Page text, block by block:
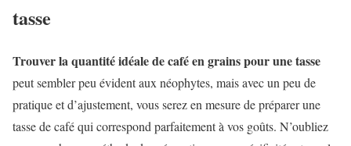
tasse
Trouver la quantité idéale de café en grains pour une tasse
peut sembler peu évident aux néophytes, mais avec un peu de
pratique et d’ajustement, vous serez en mesure de préparer une
tasse de café qui correspond parfaitement à vos goûts. N’oubliez